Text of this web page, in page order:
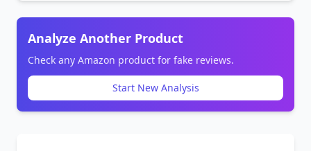
Analyze Another Product
Check any Amazon product for fake reviews.
Start New Analysis